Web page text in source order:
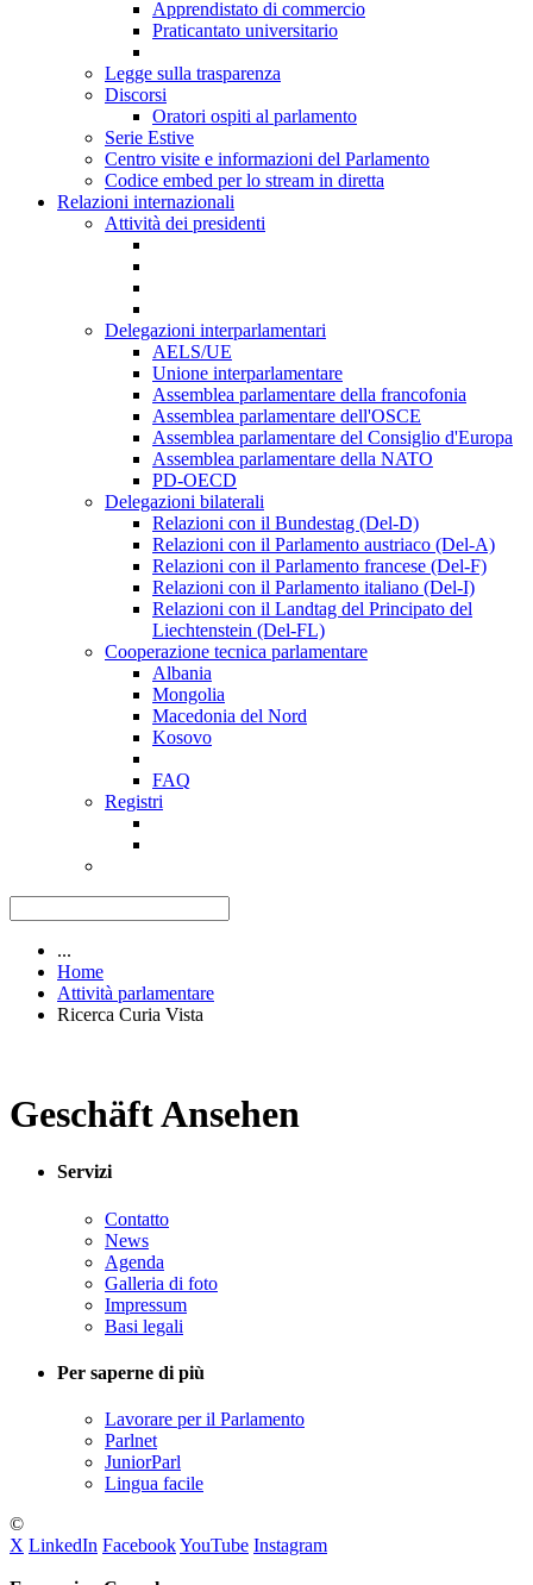
Apprendistato di commercio
Praticantato universitario
Legge sulla trasparenza
Discorsi
Oratori ospiti al parlamento
Serie Estive
Centro visite e informazioni del Parlamento
Codice embed per lo stream in diretta
Relazioni internazionali
Attività dei presidenti
Delegazioni interparlamentari
AELS/UE
Unione interparlamentare
Assemblea parlamentare della francofonia
Assemblea parlamentare dell'OSCE
Assemblea parlamentare del Consiglio d'Europa
Assemblea parlamentare della NATO
PD-OECD
Delegazioni bilaterali
Relazioni con il Bundestag (Del-D)
Relazioni con il Parlamento austriaco (Del-A)
Relazioni con il Parlamento francese (Del-F)
Relazioni con il Parlamento italiano (Del-I)
Relazioni con il Landtag del Principato del
Liechtenstein (Del-FL)
Cooperazione tecnica parlamentare
Albania
Mongolia
Macedonia del Nord
Kosovo
FAQ
Registri
...
Home
Attività parlamentare
Ricerca Curia Vista
Geschäft Ansehen
Servizi
Contatto
News
Agenda
Galleria di foto
Impressum
Basi legali
Per saperne di più
Lavorare per il Parlamento
Parlnet
JuniorParl
Lingua facile
©
X LinkedIn FacebookYouTube Instagram